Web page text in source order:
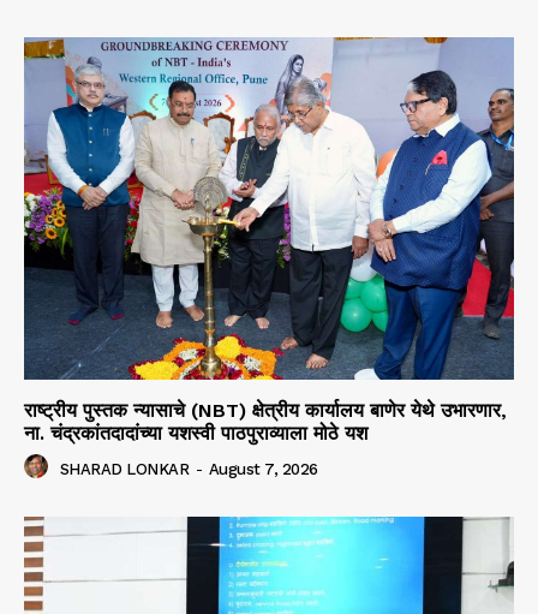
राष्ट्रीय पुस्तक न्यासाचे (NBT) क्षेत्रीय कार्यालय बाणेर येथे उभारणार,
ना. चंद्रकांतदादांच्या यशस्वी पाठपुराव्याला मोठे यश
SHARAD LONKAR - August 7, 2026